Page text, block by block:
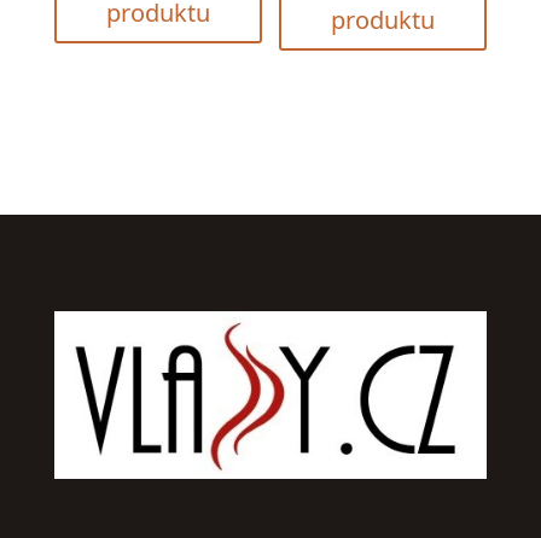
produktu
produktu